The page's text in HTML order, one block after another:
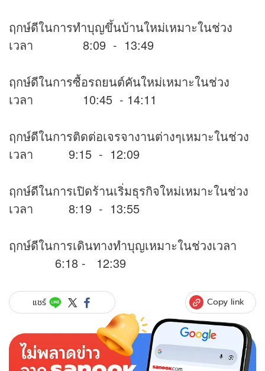
ฤกษ์ดีในการทำบุญขึ้นบ้านใหม่เหมาะในช่วง
เวลา 8:09 - 13:49
ฤกษ์ดีในการซื้อรถยนต์คันใหม่เหมาะในช่วง
เวลา 10:45 - 14:11
ฤกษ์ดีในการติดต่อเจรจางานต่างๆเหมาะในช่วง
เวลา 9:15 - 12:09
ฤกษ์ดีในการเปิดร้านเริ่มธุรกิจใหม่เหมาะในช่วง
เวลา 8:19 - 13:55
ฤกษ์ดีในการเดินทางทำบุญเหมาะในช่วงเวลา
6:18 - 12:39
แชร์ Copy link